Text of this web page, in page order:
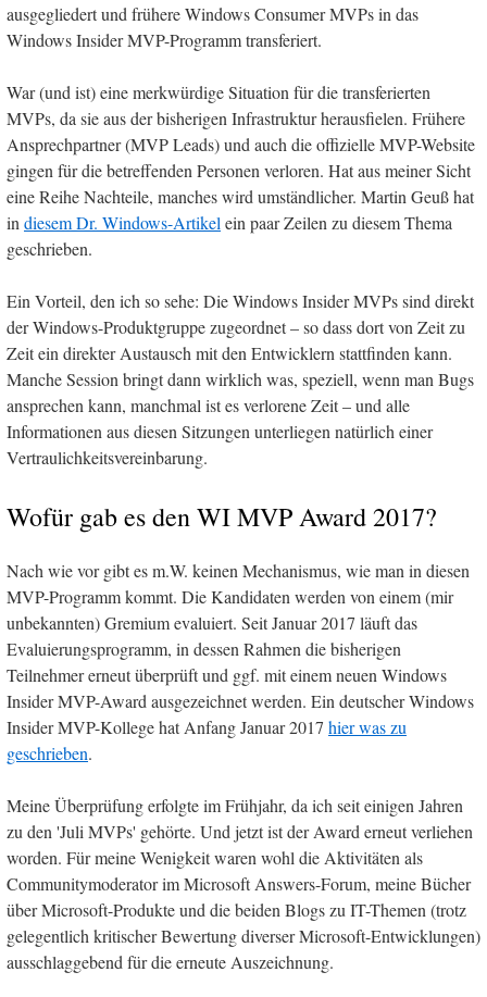
ausgegliedert und frühere Windows Consumer MVPs in das
Windows Insider MVP-Programm transferiert.
War (und ist) eine merkwürdige Situation für die transferierten
MVPs, da sie aus der bisherigen Infrastruktur herausfielen. Frühere
Ansprechpartner (MVP Leads) und auch die offizielle MVP-Website
gingen für die betreffenden Personen verloren. Hat aus meiner Sicht
eine Reihe Nachteile, manches wird umständlicher. Martin Geuß hat
in diesem Dr. Windows-Artikel ein paar Zeilen zu diesem Thema
geschrieben.
Ein Vorteil, den ich so sehe: Die Windows Insider MVPs sind direkt
der Windows-Produktgruppe zugeordnet – so dass dort von Zeit zu
Zeit ein direkter Austausch mit den Entwicklern stattfinden kann.
Manche Session bringt dann wirklich was, speziell, wenn man Bugs
ansprechen kann, manchmal ist es verlorene Zeit – und alle
Informationen aus diesen Sitzungen unterliegen natürlich einer
Vertraulichkeitsvereinbarung.
Wofür gab es den WI MVP Award 2017?
Nach wie vor gibt es m.W. keinen Mechanismus, wie man in diesen
MVP-Programm kommt. Die Kandidaten werden von einem (mir
unbekannten) Gremium evaluiert. Seit Januar 2017 läuft das
Evaluierungsprogramm, in dessen Rahmen die bisherigen
Teilnehmer erneut überprüft und ggf. mit einem neuen Windows
Insider MVP-Award ausgezeichnet werden. Ein deutscher Windows
Insider MVP-Kollege hat Anfang Januar 2017 hier was zu
geschrieben.
Meine Überprüfung erfolgte im Frühjahr, da ich seit einigen Jahren
zu den 'Juli MVPs' gehörte. Und jetzt ist der Award erneut verliehen
worden. Für meine Wenigkeit waren wohl die Aktivitäten als
Communitymoderator im Microsoft Answers-Forum, meine Bücher
über Microsoft-Produkte und die beiden Blogs zu IT-Themen (trotz
gelegentlich kritischer Bewertung diverser Microsoft-Entwicklungen)
ausschlaggebend für die erneute Auszeichnung.